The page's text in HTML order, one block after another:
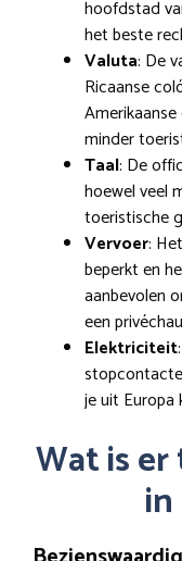
hoofdstad
het beste
Valuta: De
Ricaanse
minder
Taal: De
hoewel veel
toeristische
Vervoer:
beperkt en
aanbevolen
een
Elektriciteit
je uit Europa
Wat is